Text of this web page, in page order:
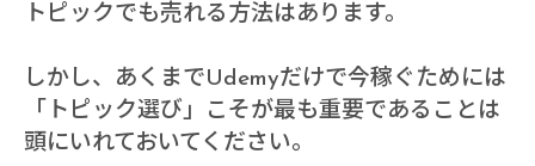
トピックでも売れる方法はあります。
しかし、あくまでUdemyだけで今稼ぐためには
「トピック選び」こそが最も重要であることは
頭にいれておいてください。